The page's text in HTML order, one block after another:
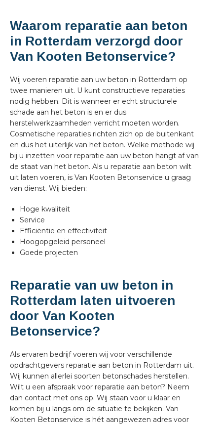
Waarom reparatie aan beton
in Rotterdam verzorgd door
Van Kooten Betonservice?
Wij voeren reparatie aan uw beton in Rotterdam op
twee manieren uit. U kunt constructieve reparaties
nodig hebben. Dit is wanneer er echt structurele
schade aan het beton is en er dus
herstelwerkzaamheden verricht moeten worden.
Cosmetische reparaties richten zich op de buitenkant
en dus het uiterlijk van het beton. Welke methode wij
bij u inzetten voor reparatie aan uw beton hangt af van
de staat van het beton. Als u reparatie aan beton wilt
uit laten voeren, is Van Kooten Betonservice u graag
van dienst. Wij bieden:
Hoge kwaliteit
Service
Efficiëntie en effectiviteit
Hoogopgeleid personeel
Goede projecten
Reparatie van uw beton in
Rotterdam laten uitvoeren
door Van Kooten
Betonservice?
Als ervaren bedrijf voeren wij voor verschillende
opdrachtgevers reparatie aan beton in Rotterdam uit.
Wij kunnen allerlei soorten betonschades herstellen.
Wilt u een afspraak voor reparatie aan beton? Neem
dan contact met ons op. Wij staan voor u klaar en
komen bij u langs om de situatie te bekijken. Van
Kooten Betonservice is hét aangewezen adres voor